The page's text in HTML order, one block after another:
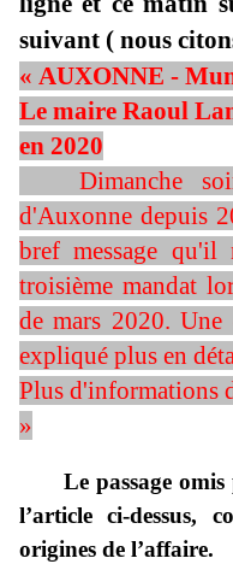
suivant ( nous
« AUXONNE -
Le maire Raoul
en 2020
Dimanche
d'Auxonne depuis
bref message qu'il
troisième mandat
de mars 2020.
expliqué plus en
Plus d'informations
»
Le passage omis
l’article ci-dessus,
origines de l’affaire.